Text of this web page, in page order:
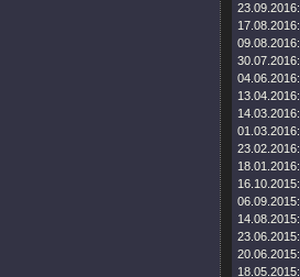
23.09.2016:
17.08.2016:
09.08.2016:
30.07.2016:
04.06.2016:
13.04.2016:
14.03.2016:
01.03.2016:
23.02.2016:
18.01.2016:
16.10.2015:
06.09.2015:
14.08.2015:
23.06.2015:
20.06.2015:
18.05.2015: